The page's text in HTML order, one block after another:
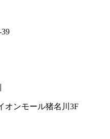
オンモール猪名川3F